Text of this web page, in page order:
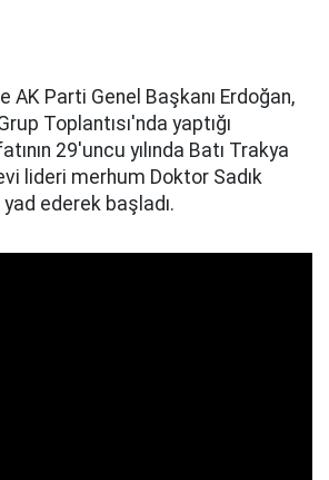
AK Parti Genel Başkanı Erdoğan,
Toplantısı'nda yaptığı
29'uncu yılında Batı Trakya
lideri merhum Doktor Sadık
ederek başladı.